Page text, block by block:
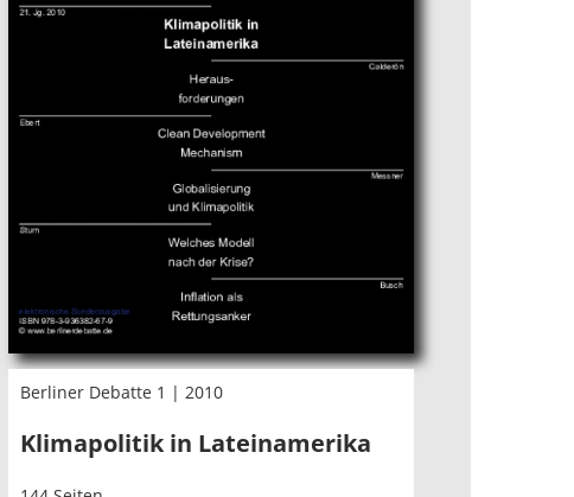
Berliner Debatte 1 | 2010
Klimapolitik in Lateinamerika